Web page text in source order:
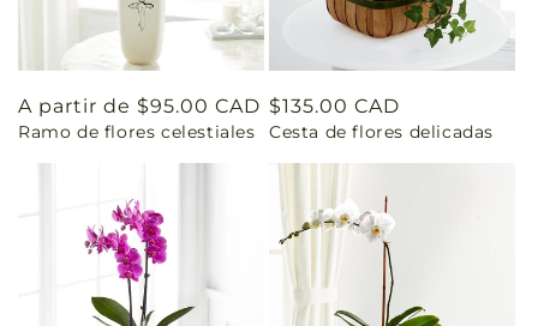
Precio
habitual
A partir de $95.00 CAD
Ramo de flores celestiales
Precio
habitual
$135.00 CAD
Cesta de flores delicadas